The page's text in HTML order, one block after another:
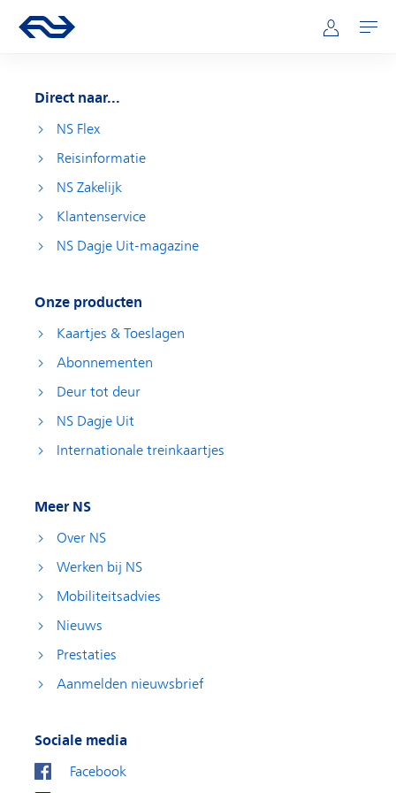
Hoofdnavigatie
Ga naar de homepage van ns.nl Mijn NS
Openen
Direct naar...
NS Flex
Reisinformatie
NS Zakelijk
Klantenservice
NS Dagje Uit-magazine
Onze producten
Kaartjes & Toeslagen
Abonnementen
Deur tot deur
NS Dagje Uit
Internationale treinkaartjes
Meer NS
Over NS
Werken bij NS
Mobiliteitsadvies
Nieuws
Prestaties
Aanmelden nieuwsbrief
Sociale media
Facebook